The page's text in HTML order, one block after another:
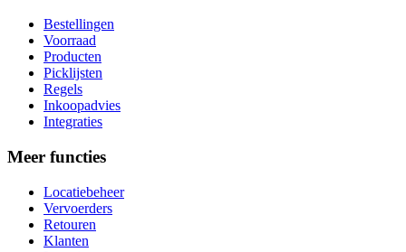
Bestellingen
Voorraad
Producten
Picklijsten
Regels
Inkoopadvies
Integraties
Meer functies
Locatiebeheer
Vervoerders
Retouren
Klanten